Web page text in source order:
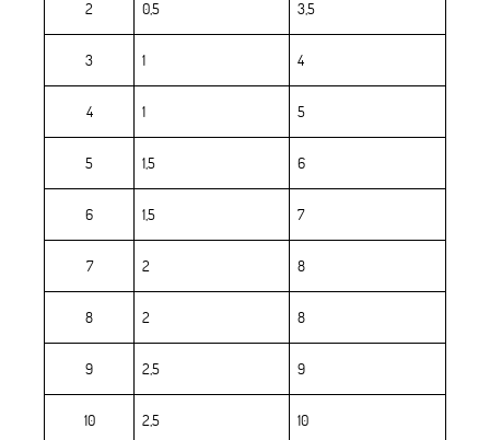
2 0,5 3,5
3 1 4
4 1 5
5 1,5 6
6 1,5 7
7 2 8
8 2 8
9 2,5 9
10 2,5 10